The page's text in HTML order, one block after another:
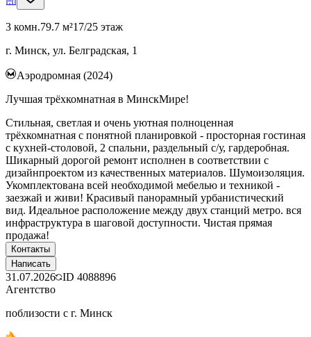
3 комн.79.7 м²17/25 этаж
г. Минск, ул. Белградская, 1
Аэродромная (2024)
Лучшая трёхкомнатная в МинскМире!
Стильная, светлая и очень уютная полноценная
трёхкомнатная с понятной планировкой - просторная гостиная
с кухней-столовой, 2 спальни, раздельный с/у, гардеробная.
Шикарный дорогой ремонт исполнен в соответствии с
дизайнпроектом из качественных материалов. Шумоизоляция.
Укомплектована всей необходимой мебелью и техникой -
заезжай и живи! Красивый панорамный урбанистический
вид. Идеальное расположение между двух станций метро. вся
инфраструктура в шаговой доступности. Чистая прямая
продажа!
Контакты
Написать
31.07.2026 ID 4088896
Агентство
поблизости с г. Минск